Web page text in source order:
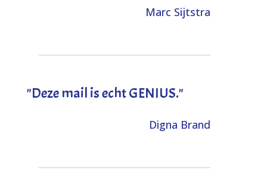
Marc Sijtstra
"Deze mail is echt GENIUS."
Digna Brand